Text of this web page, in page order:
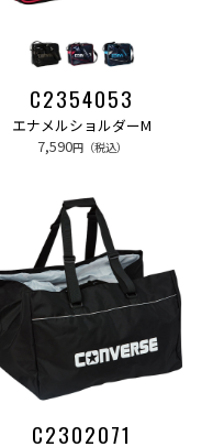
C2354053
エナメルショルダーM
7,590円（税込）
C2302071